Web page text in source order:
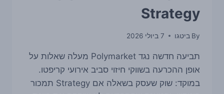
Strategy
By ביטגו 7 ביולי 2026
תביעה חדשה נגד Polymarket מעלה שאלות על
אופן ההכרעה בשווקי חיזוי סביב אירועי קריפטו.
במוקד: שוק שעסק בשאלה אם Strategy תמכור